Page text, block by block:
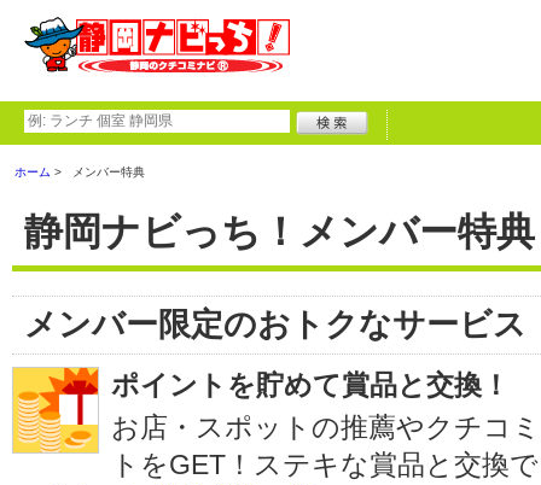
ホーム メンバー特典
静岡ナビっち！メンバー特典
メンバー限定のおトクなサービス
ポイントを貯めて賞品と交換！
お店・スポットの推薦やクチコ
トをGET！ステキな賞品と交換